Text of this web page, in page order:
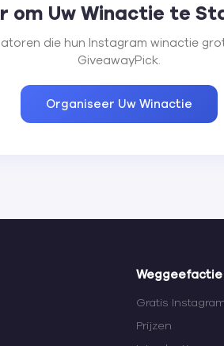
om Uw Winactie te
die hun Instagram winactie
GiveawayPick.
Organiseer Uw Winactie
Weggeefactie
Gratis
Prijzen